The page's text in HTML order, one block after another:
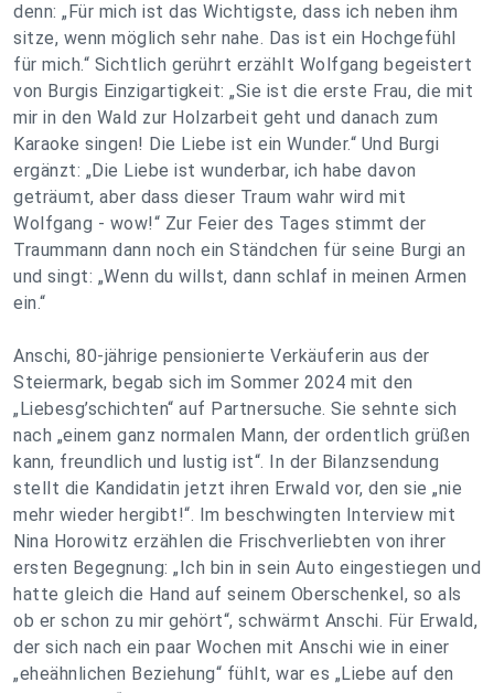
denn: „Für mich ist das Wichtigste, dass ich neben ihm
sitze, wenn möglich sehr nahe. Das ist ein Hochgefühl
für mich.“ Sichtlich gerührt erzählt Wolfgang begeistert
von Burgis Einzigartigkeit: „Sie ist die erste Frau, die mit
mir in den Wald zur Holzarbeit geht und danach zum
Karaoke singen! Die Liebe ist ein Wunder.“ Und Burgi
ergänzt: „Die Liebe ist wunderbar, ich habe davon
geträumt, aber dass dieser Traum wahr wird mit
Wolfgang - wow!“ Zur Feier des Tages stimmt der
Traummann dann noch ein Ständchen für seine Burgi an
und singt: „Wenn du willst, dann schlaf in meinen Armen
ein.“
Anschi, 80-jährige pensionierte Verkäuferin aus der
Steiermark, begab sich im Sommer 2024 mit den
„Liebesg’schichten“ auf Partnersuche. Sie sehnte sich
nach „einem ganz normalen Mann, der ordentlich grüßen
kann, freundlich und lustig ist“. In der Bilanzsendung
stellt die Kandidatin jetzt ihren Erwald vor, den sie „nie
mehr wieder hergibt!“. Im beschwingten Interview mit
Nina Horowitz erzählen die Frischverliebten von ihrer
ersten Begegnung: „Ich bin in sein Auto eingestiegen und
hatte gleich die Hand auf seinem Oberschenkel, so als
ob er schon zu mir gehört“, schwärmt Anschi. Für Erwald,
der sich nach ein paar Wochen mit Anschi wie in einer
„eheähnlichen Beziehung“ fühlt, war es „Liebe auf den